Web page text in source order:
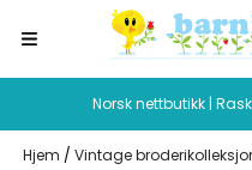
Hopp til innhold
Norsk nettbutikk |
Hjem / Vintage